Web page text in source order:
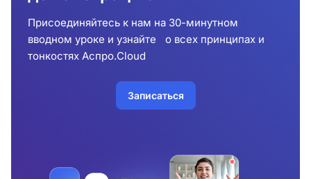
Присоединяйтесь к нам на 30-минутном
вводном уроке и узнайте о всех принципах и
тонкостях Аспро.Cloud
Записаться